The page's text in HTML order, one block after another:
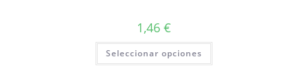
1,46 €
Seleccionar opciones